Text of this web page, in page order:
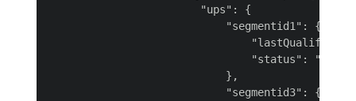
                        "ups": {
                            "segmentid1": {
"status":
                            },
                            "segmentid3": {